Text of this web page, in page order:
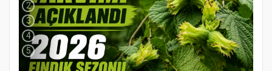
YENİ PARTİ TERME İLÇE BAŞKANLIĞINDA
2
3
4
5